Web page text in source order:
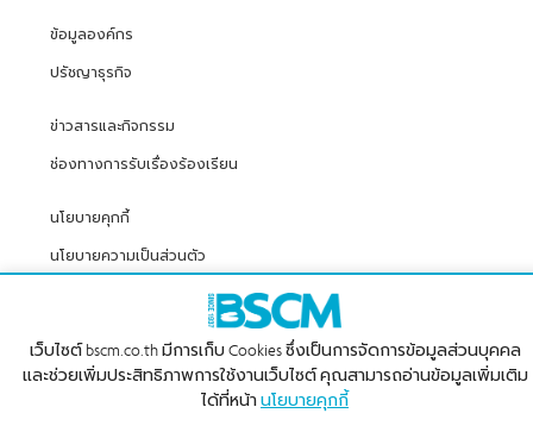
ข้อมูลองค์กร
ปรัชญาธุรกิจ
ข่าวสารและกิจกรรม
ช่องทางการรับเรื่องร้องเรียน
นโยบายคุกกี้
นโยบายความเป็นส่วนตัว
เว็บไซต์ bscm.co.th มีการเก็บ Cookies ซึ่งเป็นการจัดการข้อมูลส่วนบุคคล
และช่วยเพิ่มประสิทธิภาพการใช้งานเว็บไซต์ คุณสามารถอ่านข้อมูลเพิ่มเติม
ได้ที่หน้า นโยบายคุกกี้